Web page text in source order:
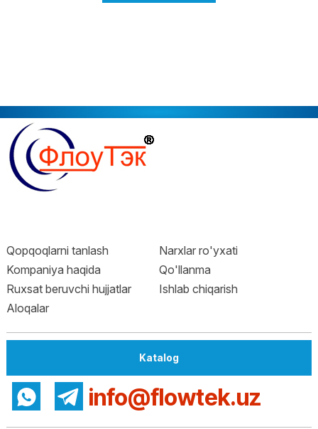
Qopqoqlarni tanlash
Kompaniya haqida
Ruxsat beruvchi hujjatlar
Aloqalar
Narxlar ro'yxati
Qo'llanma
Ishlab chiqarish
Katalog
info@flowtek.uz